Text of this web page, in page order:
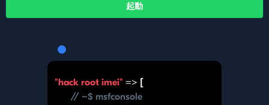
"hack root imei" => [
// ~$ msfconsole
起動